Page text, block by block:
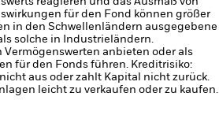
für den Fond können größer
in den Schwellenländern ausgegebene
solche in Industrieländern.
anbieten oder als
für den Fonds führen. Kreditrisiko:
aus oder zahlt Kapital nicht zurück.
leicht zu verkaufen oder zu kaufen.